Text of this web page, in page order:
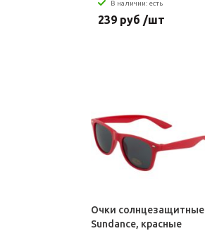
В наличии: есть
239 руб /шт
Очки солнцезащитные
Sundance, красные